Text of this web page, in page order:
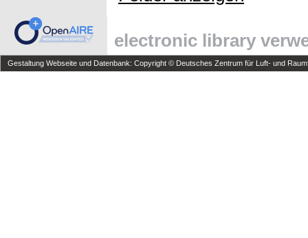
electronic library
Gestaltung Webseite und Datenbank: Copyright © Deutsches Zentrum für Luft- und